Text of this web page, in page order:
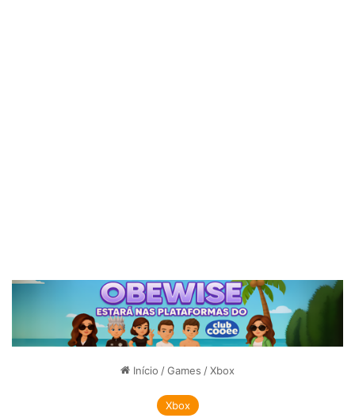
Início /Games /Xbox
Xbox